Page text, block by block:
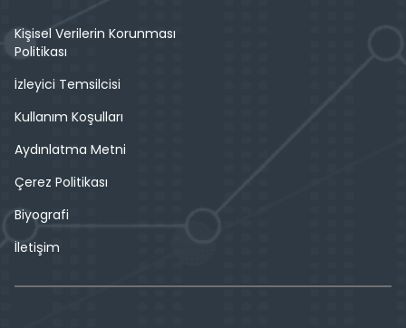
Kişisel Verilerin Korunması
Politikası
İzleyici Temsilcisi
Kullanım Koşulları
Aydınlatma Metni
Çerez Politikası
Biyografi
İletişim